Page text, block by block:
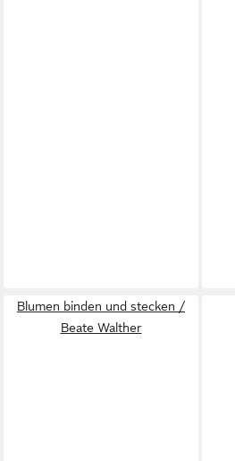
Blumen binden und stecken /
Beate Walther